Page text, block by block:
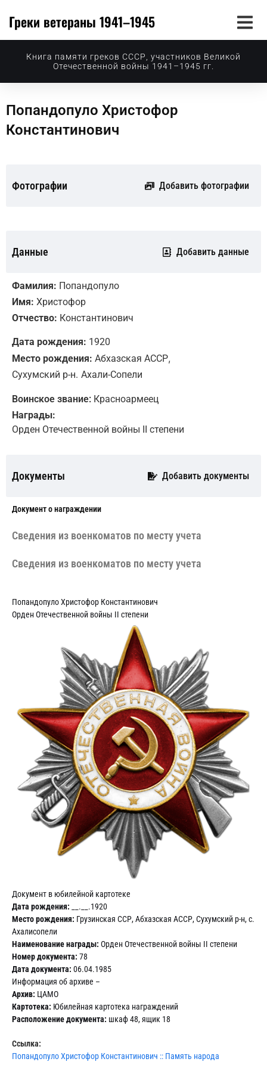
Греки ветераны 1941–1945
Книга памяти греков СССР, участников Великой
Отечественной войны 1941–1945 гг.
Попандопуло Христофор
Константинович
Фотографии Добавить фотографии
Данные Добавить данные
Фамилия: Попандопуло
Имя: Христофор
Отчество: Константинович
Дата рождения: 1920
Место рождения: Абхазская АССР,
Сухумский р-н. Ахали-Сопели
Воинское звание: Красноармеец
Награды:
Орден Отечественной войны II степени
Документы Добавить документы
Документ о награждении
Сведения из военкоматов по месту учета
Сведения из военкоматов по месту учета
Попандопуло Христофор Константинович
Орден Отечественной войны II степени
Документ в юбилейной картотеке
Дата рождения: __.__.1920
Место рождения: Грузинская ССР, Абхазская АССР, Сухумский р-н, с.
Ахалисопели
Наименование награды: Орден Отечественной войны II степени
Номер документа: 78
Дата документа: 06.04.1985
Информация об архиве –
Архив: ЦАМО
Картотека: Юбилейная картотека награждений
Расположение документа: шкаф 48, ящик 18
Ссылка:
Попандопуло Христофор Константинович :: Память народа